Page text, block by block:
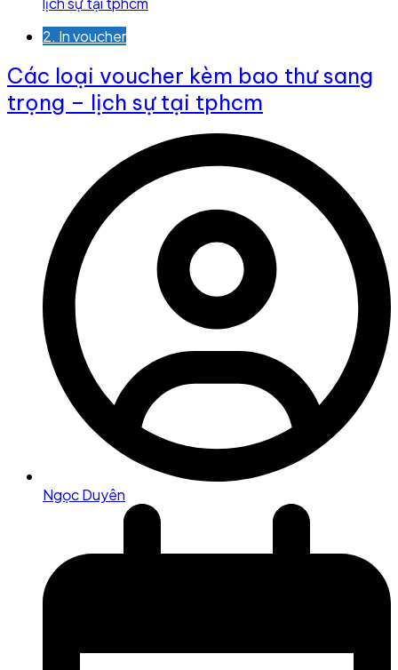
2. In voucher
Các loại voucher kèm bao thư sang
trọng – lịch sự tại tphcm
Ngọc Duyên